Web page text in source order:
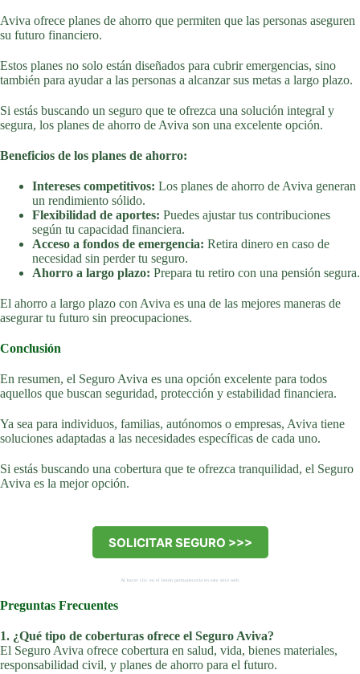
Aviva ofrece planes de ahorro que permiten que las personas aseguren
su futuro financiero.
Estos planes no solo están diseñados para cubrir emergencias, sino
también para ayudar a las personas a alcanzar sus metas a largo plazo.
Si estás buscando un seguro que te ofrezca una solución integral y
segura, los planes de ahorro de Aviva son una excelente opción.
Beneficios de los planes de ahorro:
Intereses competitivos: Los planes de ahorro de Aviva generan
un rendimiento sólido.
Flexibilidad de aportes: Puedes ajustar tus contribuciones
según tu capacidad financiera.
Acceso a fondos de emergencia: Retira dinero en caso de
necesidad sin perder tu seguro.
Ahorro a largo plazo: Prepara tu retiro con una pensión segura.
El ahorro a largo plazo con Aviva es una de las mejores maneras de
asegurar tu futuro sin preocupaciones.
Conclusión
En resumen, el Seguro Aviva es una opción excelente para todos
aquellos que buscan seguridad, protección y estabilidad financiera.
Ya sea para individuos, familias, autónomos o empresas, Aviva tiene
soluciones adaptadas a las necesidades específicas de cada uno.
Si estás buscando una cobertura que te ofrezca tranquilidad, el Seguro
Aviva es la mejor opción.
SOLICITAR SEGURO >>>
Al hacer clic en el botón permanecerás en este sitio web.
Preguntas Frecuentes
1. ¿Qué tipo de coberturas ofrece el Seguro Aviva?
El Seguro Aviva ofrece cobertura en salud, vida, bienes materiales,
responsabilidad civil, y planes de ahorro para el futuro.